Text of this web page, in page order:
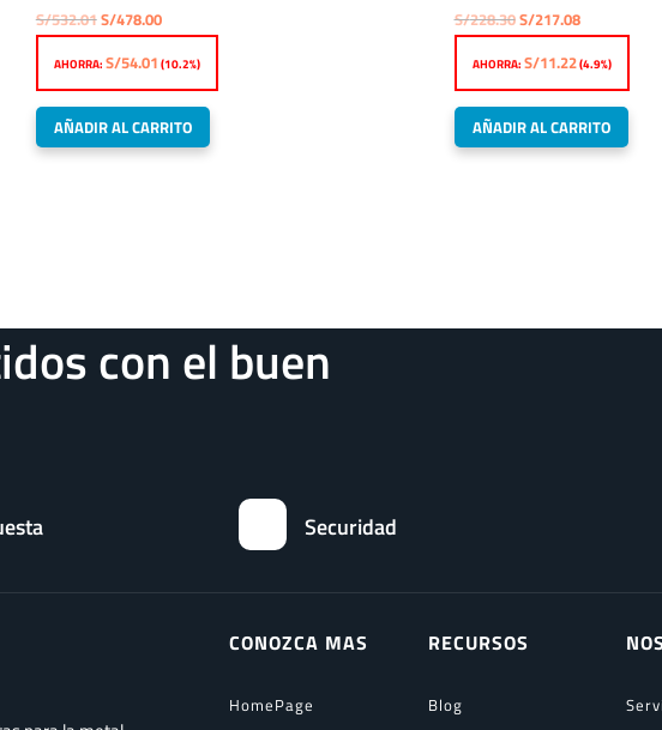
S/532.01El
era:
S/532.01.
S/478.00El
es:
S/478.00.
AHORRA:S/54.01(10.2%)
AÑADIR AL CARRITO
S/228.30El
era:
S/228.30.
S/217.08El
es:
S/217.08.
AHORRA:S/11.22(4.9%)
AÑADIR AL CARRITO
con el buen
Securidad
CONOZCA MAS
HomePage
RECURSOS
Blog